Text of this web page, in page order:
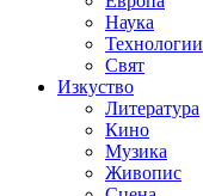
Наука
Технологии
Свят
Изкуство
Литература
Кино
Музика
Живопис